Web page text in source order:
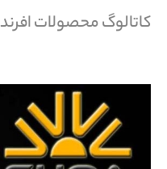
کاتالوگ محصولات افرند